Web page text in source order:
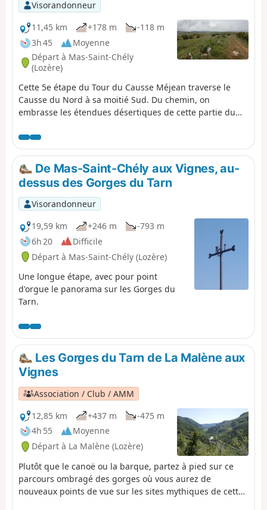
Visorandonneur
11,45 km
+178 m
-118 m
3h 45
Moyenne
Départ à Mas-Saint-Chély
(Lozère)
Cette 5e étape du Tour du Causse Méjean traverse le
Causse du Nord à sa moitié Sud. Du chemin, on
embrasse les étendues désertiques de cette partie du
dans la même journée par la 6e étape de Drigas à
Meyrueis pour les marcheurs souhaitant boucler le Tour
plus rapidement.
De Mas-Saint-Chély aux Vignes, au-
dessus des Gorges du Tarn
Visorandonneur
19,59 km
+246 m
-793 m
6h 20
Difficile
Départ à Mas-Saint-Chély (Lozère)
Une longue étape, avec pour point
d'orgue le panorama sur les Gorges du
Tarn.
Les Gorges du Tarn de La Malène aux
Vignes
Association / Club / AMM
12,85 km
+437 m
-475 m
4h 55
Moyenne
Départ à La Malène (Lozère)
Plutôt que le canoë ou la barque, partez à pied sur ce
parcours ombragé des gorges où vous aurez de
nouveaux points de vue sur les sites mythiques de cette